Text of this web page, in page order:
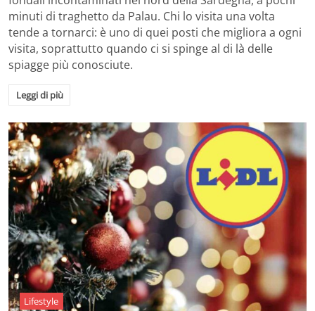
minuti di traghetto da Palau. Chi lo visita una volta
tende a tornarci: è uno di quei posti che migliora a ogni
visita, soprattutto quando ci si spinge al di là delle
spiagge più conosciute.
Leggi di più
Lifestyle